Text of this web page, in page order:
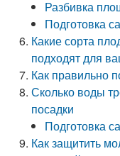
Разбивка
Подготовка
Какие сорта
подходят для
Как правильно
Сколько воды
посадки
Подготовка
Как защитить